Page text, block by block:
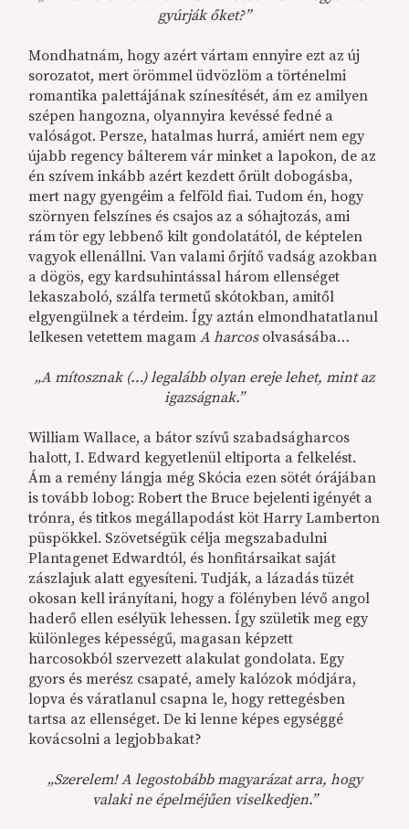
gyúrják őket?”
Mondhatnám, hogy azért vártam ennyire ezt az új
sorozatot, mert örömmel üdvözlöm a történelmi
romantika palettájának színesítését, ám ez amilyen
szépen hangozna, olyannyira kevéssé fedné a
valóságot. Persze, hatalmas hurrá, amiért nem egy
újabb regency bálterem vár minket a lapokon, de az
én szívem inkább azért kezdett őrült dobogásba,
mert nagy gyengéim a felföld fiai. Tudom én, hogy
szörnyen felszínes és csajos az a sóhajtozás, ami
rám tör egy lebbenő kilt gondolatától, de képtelen
vagyok ellenállni. Van valami őrjítő vadság azokban
a dögös, egy kardsuhintással három ellenséget
lekaszaboló, szálfa termetű skótokban, amitől
elgyengülnek a térdeim. Így aztán elmondhatatlanul
lelkesen vetettem magamA harcosolvasásába…
„A mítosznak (…) legalább olyan ereje lehet, mint az
igazságnak.”
William Wallace, a bátor szívű szabadságharcos
halott, I. Edward kegyetlenül eltiporta a felkelést.
Ám a remény lángja még Skócia ezen sötét órájában
is tovább lobog: Robert the Bruce bejelenti igényét a
trónra, és titkos megállapodást köt Harry Lamberton
püspökkel. Szövetségük célja megszabadulni
Plantagenet Edwardtól, és honfitársaikat saját
zászlajuk alatt egyesíteni. Tudják, a lázadás tüzét
okosan kell irányítani, hogy a fölényben lévő angol
haderő ellen esélyük lehessen. Így születik meg egy
különleges képességű, magasan képzett
harcosokból szervezett alakulat gondolata. Egy
gyors és merész csapaté, amely kalózok módjára,
lopva és váratlanul csapna le, hogy rettegésben
tartsa az ellenséget. De ki lenne képes egységgé
kovácsolni a legjobbakat?
„Szerelem! A legostobább magyarázat arra, hogy
valaki ne épelméjűen viselkedjen.”